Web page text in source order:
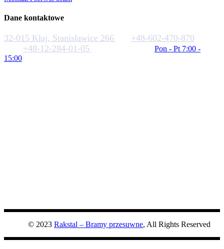
Dane kontaktowe
32-015 Kłaj, Stanisławice 266
+48-602-470-870
+48-12-284-01-05
Pon - Pt 7:00 -
15:00
© 2023 Rakstal – Bramy przesuwne, All Rights Reserved